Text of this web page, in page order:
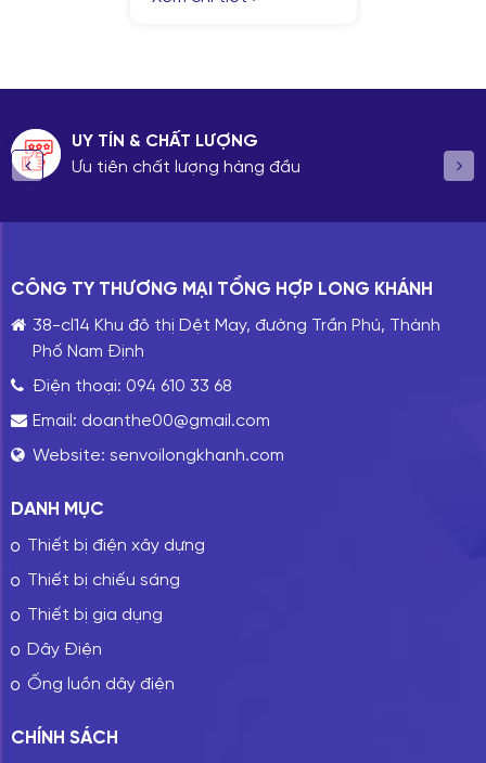
UY TÍN & CHẤT LƯỢNG
Ưu tiên chất lượng hàng đầu
CÔNG TY THƯƠNG MẠI TỔNG HỢP LONG KHÁNH
38-cl14 Khu đô thị Dệt May, đường Trần Phú, Thành
Phố Nam Định
Điện thoại: 094 610 33 68
Email: doanthe00@gmail.com
Website: senvoilongkhanh.com
DANH MỤC
Thiết bị điện xây dựng
Thiết bị chiếu sáng
Thiết bị gia dụng
Dây Điện
Ống luồn dây điện
CHÍNH SÁCH